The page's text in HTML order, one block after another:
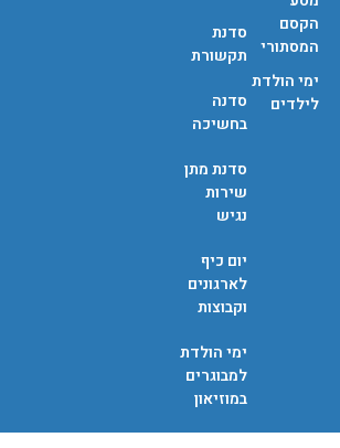
הקסם
המסתורי
ימי הולדת
לילדים
סדנת
תקשורת
סדנה
בחשיכה
סדנת מתן
שירות
נגיש
יום כיף
לארגונים
וקבוצות
ימי הולדת
למבוגרים
במוזיאון